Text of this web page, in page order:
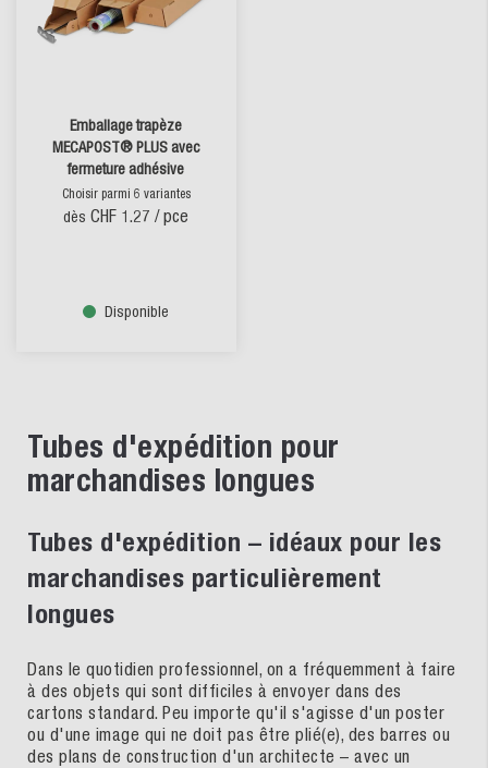
Emballage trapèze
MECAPOST® PLUS avec
fermeture adhésive
Choisir parmi 6 variantes
dès CHF 1.27 / pce
Disponible
Tubes d'expédition pour
marchandises longues
Tubes d'expédition – idéaux pour les
marchandises particulièrement
longues
Dans le quotidien professionnel, on a fréquemment à faire
à des objets qui sont difficiles à envoyer dans des
cartons standard. Peu importe qu'il s'agisse d'un poster
ou d'une image qui ne doit pas être plié(e), des barres ou
des plans de construction d'un architecte – avec un